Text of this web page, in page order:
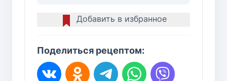
Добавить в избранное
Поделиться рецептом: